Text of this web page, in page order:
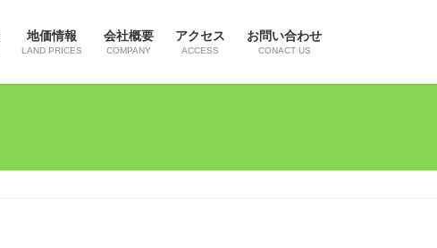
地価情報
LAND PRICES
会社概要
COMPANY
アクセス
ACCESS
お問い合わせ
CONACT US